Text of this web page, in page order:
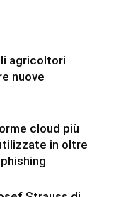
agricoltori
nuove
cloud più
in oltre